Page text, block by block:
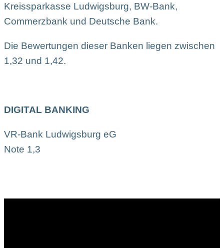
Kreissparkasse Ludwigsburg, BW-Bank,
Commerzbank und Deutsche Bank.
Die Bewertungen dieser Banken liegen zwischen
1,32 und 1,42.
DIGITAL BANKING
VR-Bank Ludwigsburg eG
Note 1,3